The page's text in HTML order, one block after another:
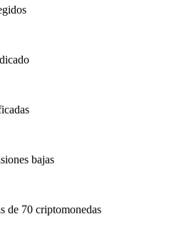
bajas
de 70 criptomonedas